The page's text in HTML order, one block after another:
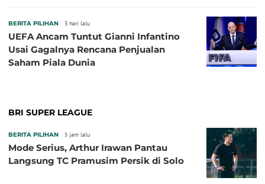
BERITA PILIHAN 3 hari lalu
UEFA Ancam Tuntut Gianni Infantino
Usai Gagalnya Rencana Penjualan
Saham Piala Dunia
BRI SUPER LEAGUE
BERITA PILIHAN 5 jam lalu
Mode Serius, Arthur Irawan Pantau
Langsung TC Pramusim Persik di Solo